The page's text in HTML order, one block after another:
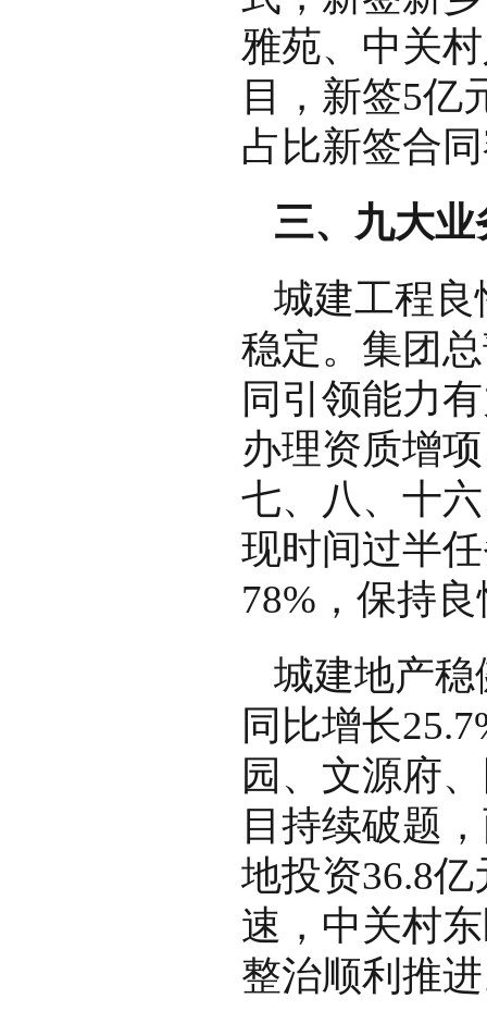
雅苑、中关
目，新签5亿
占比新签合
三、九大
城建工程良
稳定。集团
同引领能力
办理资质增
七、八、十
现时间过半
78%，保持
城建地产稳
同比增长
园、文源府
目持续破题
地投资36.8
速，中关村
整治顺利推